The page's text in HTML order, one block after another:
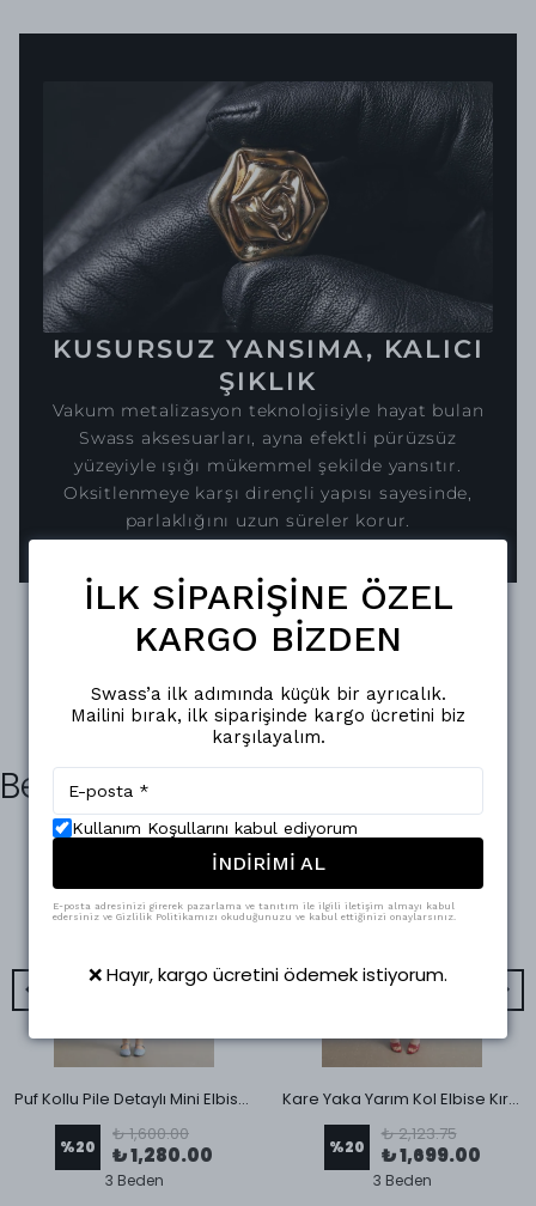
KUSURSUZ YANSIMA, KALICI
ŞIKLIK
Vakum metalizasyon teknolojisiyle hayat bulan
Swass aksesuarları, ayna efektli pürüzsüz
yüzeyiyle ışığı mükemmel şekilde yansıtır.
Oksitlenmeye karşı dirençli yapısı sayesinde,
parlaklığını uzun süreler korur.
Benzer Ürünler
Puf Kollu Pile Detaylı Mini Elbise Siyah
%20
₺ 1,600.00
₺ 1,280.00
3 Beden
Kare Yaka Yarım Kol Elbise Kırmızı
%20
₺ 2,123.75
₺ 1,699.00
3 Beden
İLK SİPARİŞİNE ÖZEL
KARGO BİZDEN
Swass’a ilk adımında küçük bir ayrıcalık.
Mailini bırak, ilk siparişinde kargo ücretini biz
karşılayalım.
Kullanım Koşullarını kabul ediyorum
İNDİRİMİ AL
E-posta adresinizi girerek pazarlama ve tanıtım ile ilgili iletişim almayı kabul
edersiniz ve Gizlilik Politikamızı okuduğunuzu ve kabul ettiğinizi onaylarsınız.
❌ Hayır, kargo ücretini ödemek istiyorum.